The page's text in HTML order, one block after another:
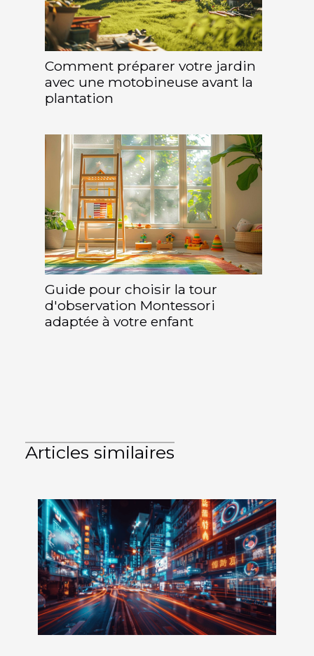
Comment préparer votre jardin
avec une motobineuse avant la
plantation
Guide pour choisir la tour
d'observation Montessori
adaptée à votre enfant
Articles similaires